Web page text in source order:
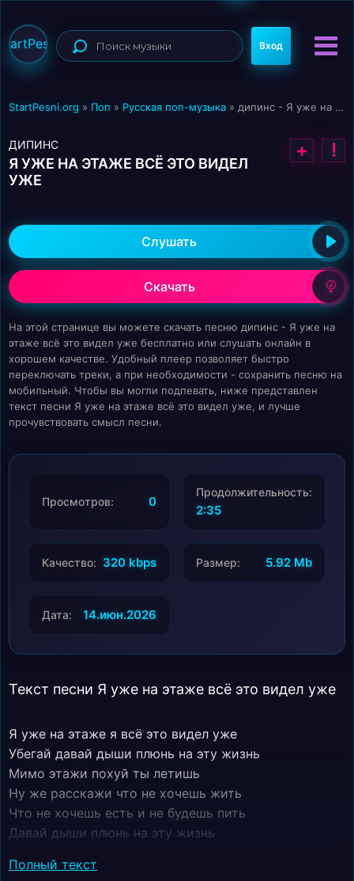
Вход
StartPesni.org » Поп » Русская поп-музыка » дипинс - Я уже на этаже всё это видел уже
ДИПИНС
Я УЖЕ НА ЭТАЖЕ ВСЁ ЭТО ВИДЕЛ
УЖЕ
+ !
Слушать
Скачать
На этой странице вы можете скачать песню дипинс - Я уже на
этаже всё это видел уже бесплатно или слушать онлайн в
хорошем качестве. Удобный плеер позволяет быстро
переключать треки, а при необходимости - сохранить песню на
мобильный. Чтобы вы могли подпевать, ниже представлен
текст песни Я уже на этаже всё это видел уже, и лучше
прочувствовать смысл песни.
Просмотров: 0
Продолжительность:
2:35
Качество: 320 kbps Размер: 5.92 Mb
Дата: 14.июн.2026
Текст песни Я уже на этаже всё это видел уже
Я уже на этаже я всё это видел уже
Убегай давай дыши плюнь на эту жизнь
Мимо этажи похуй ты летишь
Ну же расскажи что не хочешь жить
Что не хочешь есть и не будешь пить
Давай дыши плюнь на эту жизнь
Так ей дорожил в Доте всё продал
Полный текст